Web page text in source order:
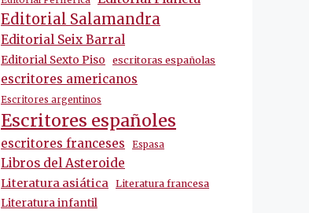
Editorial Salamandra
Editorial Seix Barral
Editorial Sexto Piso escritoras españolas
escritores americanos
Escritores argentinos
Escritores españoles
escritores franceses Espasa
Libros del Asteroide
Literatura asiática Literatura francesa
Literatura infantil